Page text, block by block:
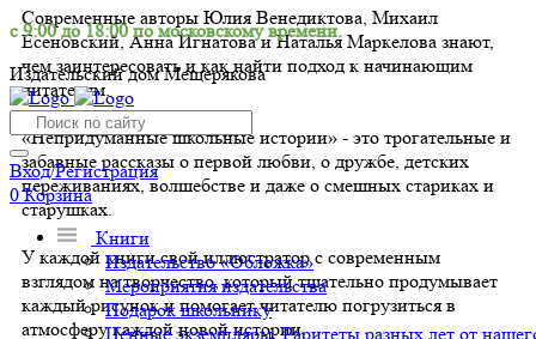
с 9:00 до 18:00 по московскому времени.
Издательский дом Мещерякова
Вход/Регистрация
0 Корзина
Книги
Издательство «Обложка»
Мероприятия издательства
Подарок школьнику
Ценные экземпляры. Раритеты разных лет от
Современные авторы Юлия Венедиктова, Михаил
Есеновский, Анна Игнатова и Наталья Маркелова знают,
чем заинтересовать и как найти подход к начинающим
читателям.
«Непридуманные школьные истории» - это трогательные и
забавные рассказы о первой любви, о дружбе, детских
переживаниях, волшебстве и даже о смешных стариках и
старушках.
У каждой книги свой иллюстратор с современным
взглядом на творчество, который тщательно продумывает
каждый рисунок и помогает читателю погрузиться в
атмосферу каждой новой истории.